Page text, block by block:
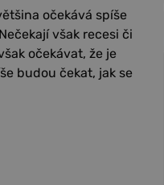
očekává spíše
však recesi či
očekávat, že je
budou čekat, jak se